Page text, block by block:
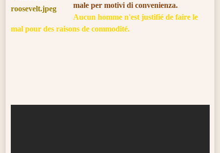
maleper motivi di convenienza.
Aucun homme n'est justifié de faire le
mal pour des raisons de commodité.